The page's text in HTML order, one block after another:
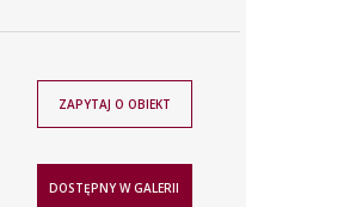
ZAPYTAJ O OBIEKT
DOSTĘPNY W GALERII